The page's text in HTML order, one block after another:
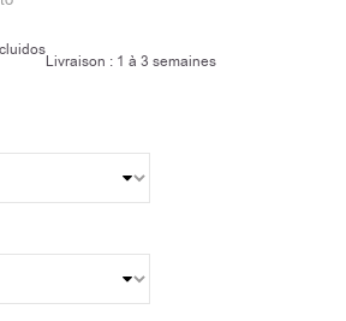
Livraison : 1 à 3 semaines